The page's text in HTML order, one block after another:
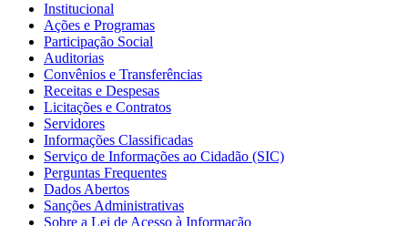
Institucional
Ações e Programas
Participação Social
Auditorias
Convênios e Transferências
Receitas e Despesas
Licitações e Contratos
Servidores
Informações Classificadas
Serviço de Informações ao Cidadão (SIC)
Perguntas Frequentes
Dados Abertos
Sanções Administrativas
Sobre a Lei de Acesso à Informação